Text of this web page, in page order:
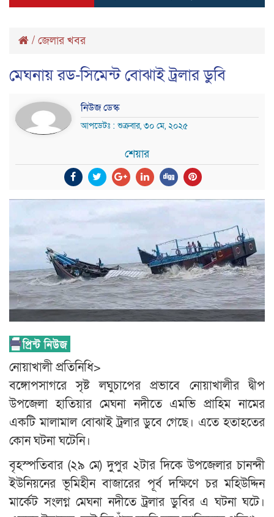
/ জেলার খবর
মেঘনায় রড-সিমেন্ট বোঝাই ট্রলার ডুবি
নিউজ ডেস্ক
আপডেটঃ : শুক্রবার, ৩০ মে, ২০২৫
শেয়ার
নোয়াখালী প্রতিনিধি>
বঙ্গোপসাগরে সৃষ্ট লঘুচাপের প্রভাবে নোয়াখালীর দ্বীপ
উপজেলা হাতিয়ার মেঘনা নদীতে এমভি প্রাহিম নামের
একটি মালামাল বোঝাই ট্রলার ডুবে গেছে। এতে হতাহতের
কোন ঘটনা ঘটেনি।
বৃহস্পতিবার (২৯ মে) দুপুর ২টার দিকে উপজেলার চানন্দী
ইউনিয়নের ভূমিহীন বাজারের পূর্ব দক্ষিণে চর মহিউদ্দিন
মার্কেট সংলগ্ন মেঘনা নদীতে ট্রলার ডুবির এ ঘটনা ঘটে।